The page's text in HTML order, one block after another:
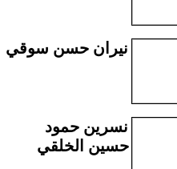
نيران حسن سوقي
نسرين حمود
حسين الخلقي